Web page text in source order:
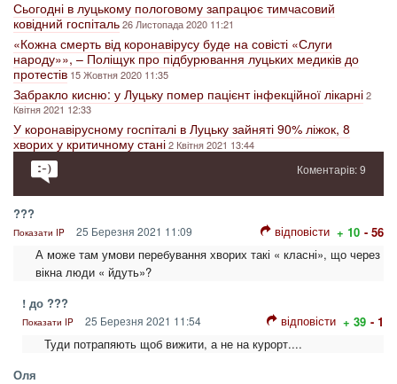
Сьогодні в луцькому пологовому запрацює тимчасовий
ковідний госпіталь26 Листопада 2020 11:21
«Кожна смерть від коронавірусу буде на совісті «Слуги
народу»», – Поліщук про підбурювання луцьких медиків до
протестів 15 Жовтня 2020 11:35
Забракло кисню: у Луцьку помер пацієнт інфекційної лікарні2
Квітня 2021 12:33
У коронавірусному госпіталі в Луцьку зайняті 90% ліжок, 8
хворих у критичному стані2 Квітня 2021 13:44
Коментарів: 9
???
Показати IP 25 Березня 2021 11:09 відповісти + 10 - 56
А може там умови перебування хворих такі « класні», що через
вікна люди « йдуть»?
! до ???
Показати IP 25 Березня 2021 11:54 відповісти + 39 - 1
Туди потрапяють щоб вижити, а не на курорт....
Оля